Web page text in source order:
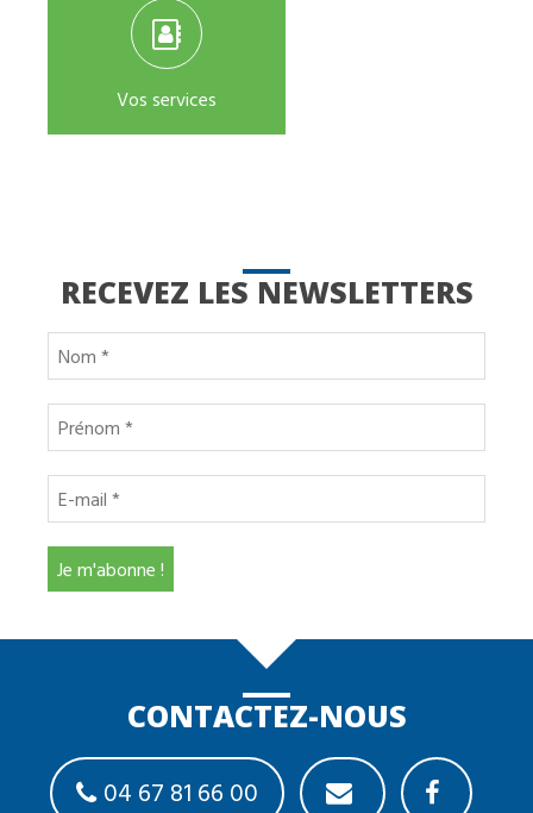
Vos services
RECEVEZ LES NEWSLETTERS
CONTACTEZ-NOUS
04 67 81 66 00